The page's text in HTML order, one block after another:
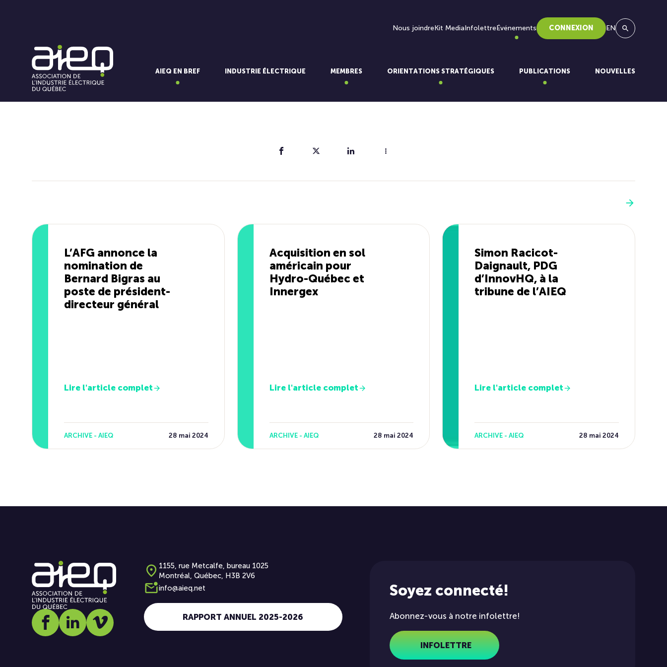
Nous joindreKit MediaInfolettreÉvénements CONNEXION EN
AIEQ EN BREF INDUSTRIE ÉLECTRIQUE MEMBRES ORIENTATIONS STRATÉGIQUES PUBLICATIONS NOUVELLES
L’AFG annonce la
nomination de
Bernard Bigras au
poste de président-
directeur général
Lire l'article complet
ARCHIVE - AIEQ 28 mai 2024
Acquisition en sol
américain pour
Hydro-Québec et
Innergex
Lire l'article complet
ARCHIVE - AIEQ 28 mai 2024
Simon Racicot-
Daignault, PDG
d’InnovHQ, à la
tribune de l’AIEQ
Lire l'article complet
ARCHIVE - AIEQ 28 mai 2024
Social media link icon-facebook
Social media link icon-linkedin
Social media link icon-vimeo
1155, rue Metcalfe, bureau 1025
Montréal, Québec, H3B 2V6
info@aieq.net
RAPPORT ANNUEL 2025-2026
Soyez connecté!
Abonnez-vous à notre infolettre!
INFOLETTRE